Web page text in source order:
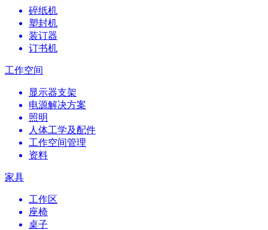
碎纸机
塑封机
装订器
订书机
工作空间
显示器支架
电源解决方案
照明
人体工学及配件
工作空间管理
资料
家具
工作区
座椅
桌子